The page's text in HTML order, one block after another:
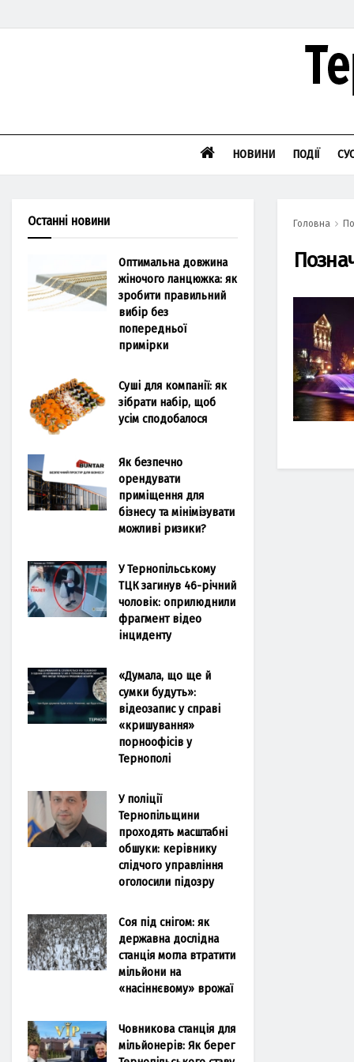
НОВИНИ ПОДІЇ
Головна
Останні новини
Оптимальна довжина
жіночого ланцюжка: як
зробити правильний
вибір без
попередньої
примірки
Суші для компанії: як
зібрати набір, щоб
усім сподобалося
Як безпечно
орендувати
приміщення для
бізнесу та мінімізувати
можливі ризики?
У Тернопільському
ТЦК загинув 46-річний
чоловік: оприлюднили
фрагмент відео
інциденту
«Думала, що ще й
сумки будуть»:
відеозапис у справі
«кришування»
порноофісів у
Тернополі
У поліції
Тернопільщини
проходять масштабні
обшуки: керівнику
слідчого управління
оголосили підозру
Соя під снігом: як
державна дослідна
станція могла втратити
мільйони на
«насіннєвому» врожаї
Човникова станція для
мільйонерів: Як берег